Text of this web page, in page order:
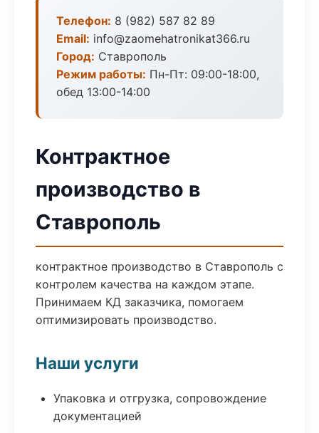
Телефон: 8 (982) 587 82 89
Email: info@zaomehatronikat366.ru
Город: Ставрополь
Режим работы: Пн-Пт: 09:00-18:00,
обед 13:00-14:00
Контрактное
производство в
Ставрополь
контрактное производство в Ставрополь с
контролем качества на каждом этапе.
Принимаем КД заказчика, помогаем
оптимизировать производство.
Наши услуги
Упаковка и отгрузка, сопровождение
документацией